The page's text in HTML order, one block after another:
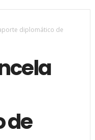
diplomático de
de